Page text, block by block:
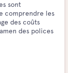
sont
comprendre les
des coûts
des polices